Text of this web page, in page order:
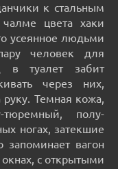
к стальным
цвета хаки
усеянное людьми
человек для
в туалет забит
через них,
руку. Темная кожа,
тюремный, полу-
ногах, затекшие
запоминает вагон
с открытыми